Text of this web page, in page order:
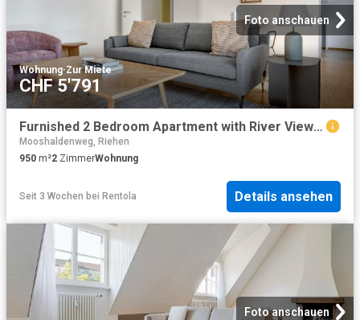
Foto anschauen
Wohnung·Zur Miete
CHF 5'791
Furnished 2 Bedroom Apartment with River Views in Basel Vorstaedte, Basel Amsterdam Apartments for Rent
Mooshaldenweg, Riehen
950 m²2 ZimmerWohnung
Seit 3 Wochen bei Rentola Details ansehen
Foto anschauen